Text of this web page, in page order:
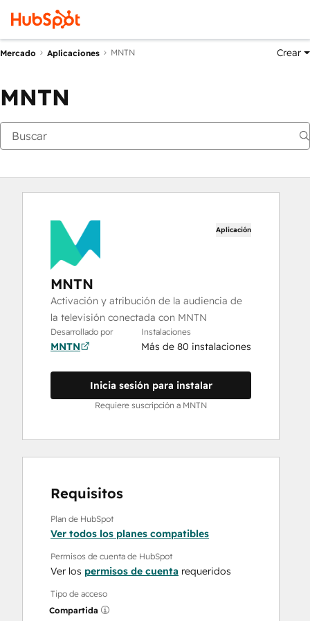
Mercado Aplicaciones MNTN Crear
MNTN
Aplicación
MNTN
Activación y atribución de la audiencia de
la televisión conectada con MNTN
Desarrollado por
MNTN
Instalaciones
Más de 80 instalaciones
Inicia sesión para instalar
Requiere suscripción a MNTN
Requisitos
Plan de HubSpot
Ver todos los planes compatibles
Permisos de cuenta de HubSpot
Ver los permisos de cuenta requeridos
Tipo de acceso
Compartida